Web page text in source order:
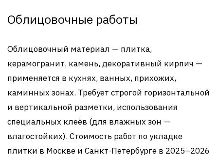
Облицовочные работы
Облицовочный материал — плитка,
керамогранит, камень, декоративный кирпич —
применяется в кухнях, ванных, прихожих,
каминных зонах. Требует строгой горизонтальной
и вертикальной разметки, использования
специальных клеёв (для влажных зон —
влагостойких). Стоимость работ по укладке
плитки в Москве и Санкт-Петербурге в 2025–2026